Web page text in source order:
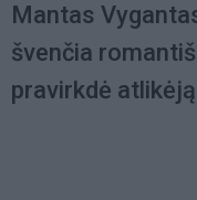
Mantas
švenčia
pravirkdė atlikėją